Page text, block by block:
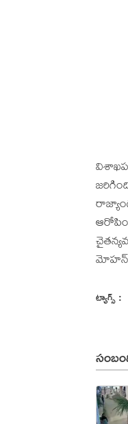
మోహన్
ట్యాగ్స్ :